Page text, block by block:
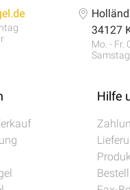
34127
Mo. - Fr.
Hilfe